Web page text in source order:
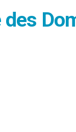
des